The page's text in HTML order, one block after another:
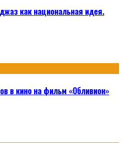
как национальная идея.
в кино на фильм «Обливион»